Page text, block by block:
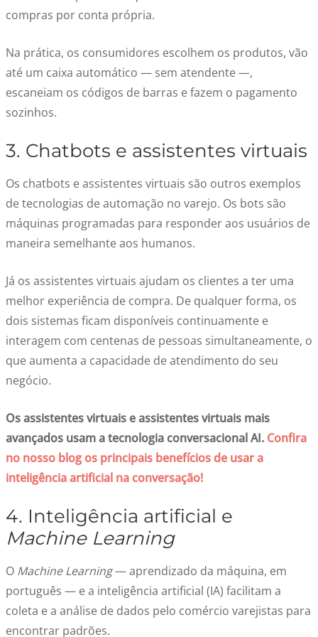
compras por conta própria.
Na prática, os consumidores escolhem os produtos, vão
até um caixa automático — sem atendente —,
escaneiam os códigos de barras e fazem o pagamento
sozinhos.
3. Chatbots e assistentes virtuais
Os chatbots e assistentes virtuais são outros exemplos
de tecnologias de automação no varejo. Os bots são
máquinas programadas para responder aos usuários de
maneira semelhante aos humanos.
Já os assistentes virtuais ajudam os clientes a ter uma
melhor experiência de compra. De qualquer forma, os
dois sistemas ficam disponíveis continuamente e
interagem com centenas de pessoas simultaneamente, o
que aumenta a capacidade de atendimento do seu
negócio.
Os assistentes virtuais e assistentes virtuais mais
avançados usam a tecnologia conversacional AI. Confira
no nosso blog os principais benefícios de usar a
inteligência artificial na conversação!
4. Inteligência artificial e
Machine Learning
O Machine Learning— aprendizado da máquina, em
português — e a inteligência artificial (IA) facilitam a
coleta e a análise de dados pelo comércio varejistas para
encontrar padrões.